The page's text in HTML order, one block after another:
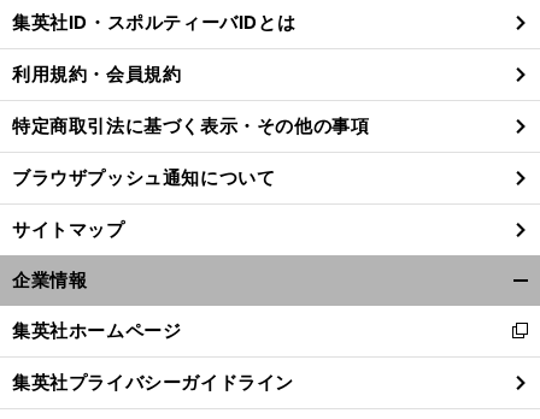
る
集英社ID・スポルティーバIDとは
利用規約・会員規約
特定商取引法に基づく表示・その他の事項
ブラウザプッシュ通知について
サイトマップ
企業情報
閉
る
集英社ホームページ
新
し
い
ウ
集英社プライバシーガイドライン